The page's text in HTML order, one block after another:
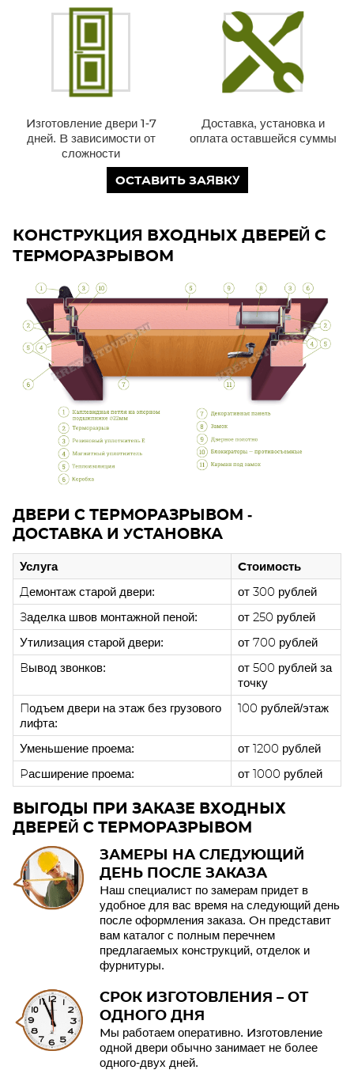
Изготовление двери 1-7
дней. В зависимости от
сложности
Доставка, установка и
оплата оставшейся суммы
ОСТАВИТЬ ЗАЯВКУ
КОНСТРУКЦИЯ ВХОДНЫХ ДВЕРЕЙ С
ТЕРМОРАЗРЫВОМ
ДВЕРИ С ТЕРМОРАЗРЫВОМ -
ДОСТАВКА И УСТАНОВКА
Услуга
Стоимость
Демонтаж старой двери:
от 300 рублей
Заделка швов монтажной пеной:
от 250 рублей
Утилизация старой двери:
от 700 рублей
Вывод звонков:
от 500 рублей за
точку
Подъем двери на этаж без грузового
лифта:
100 рублей/этаж
Уменьшение проема:
от 1200 рублей
Расширение проема:
от 1000 рублей
ВЫГОДЫ ПРИ ЗАКАЗЕ ВХОДНЫХ
ДВЕРЕЙ С ТЕРМОРАЗРЫВОМ
ЗАМЕРЫ НА СЛЕДУЮЩИЙ
ДЕНЬ ПОСЛЕ ЗАКАЗА
Наш специалист по замерам придет в
удобное для вас время на следующий день
после оформления заказа. Он представит
вам каталог с полным перечнем
предлагаемых конструкций, отделок и
фурнитуры.
СРОК ИЗГОТОВЛЕНИЯ – ОТ
ОДНОГО ДНЯ
Мы работаем оперативно. Изготовление
одной двери обычно занимает не более
одного-двух дней.